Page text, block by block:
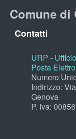
Comune di
Contatti
URP -
Posta
Numero
Indirizzo:
Genova
P. Iva: